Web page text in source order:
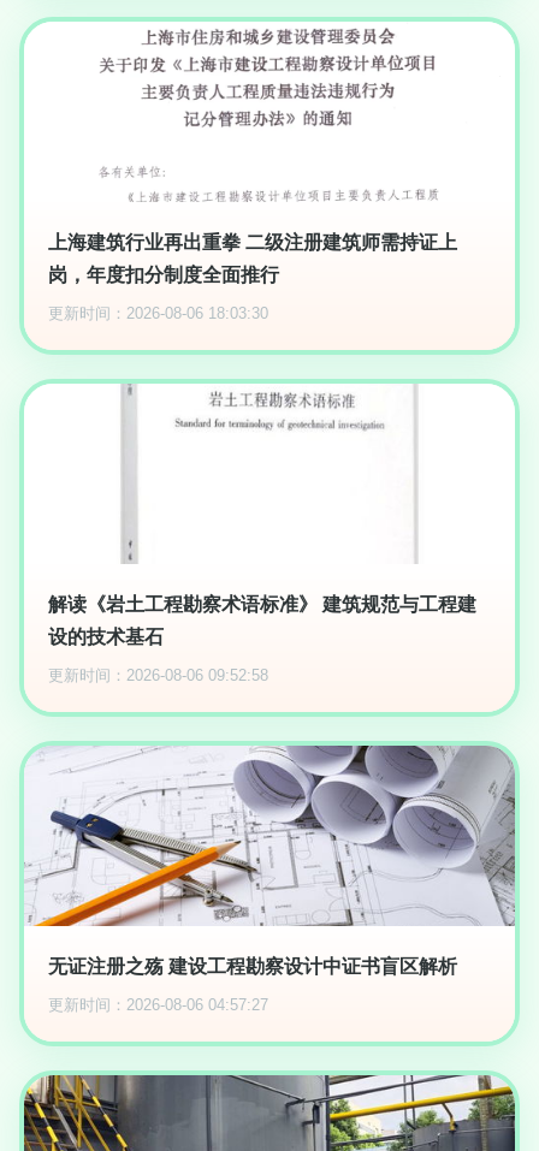
上海建筑行业再出重拳 二级注册建筑师需持证上
岗，年度扣分制度全面推行
更新时间：2026-08-06 18:03:30
解读《岩土工程勘察术语标准》 建筑规范与工程建
设的技术基石
更新时间：2026-08-06 09:52:58
无证注册之殇 建设工程勘察设计中证书盲区解析
更新时间：2026-08-06 04:57:27